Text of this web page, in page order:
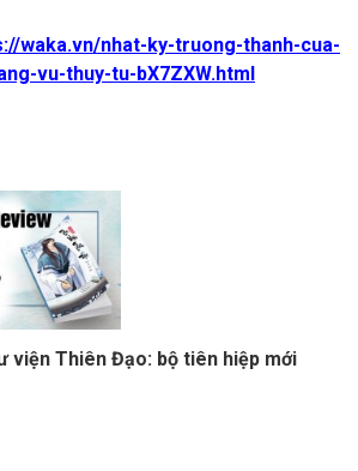
waka.vn/nhat-ky-truong-thanh-cua-
vu-thuy-tu-bX7ZXW.html
viện Thiên Đạo: bộ tiên hiệp mới